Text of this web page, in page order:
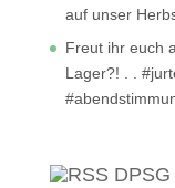
auf unser
Freut ihr euch
Lager?! . .
DPSG